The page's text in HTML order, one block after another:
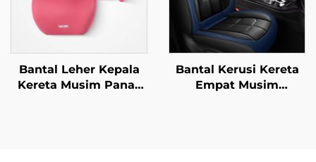
Bantal Leher Kepala
Kereta Musim Panas
Bantal Kerusi Kereta
Empat Musim